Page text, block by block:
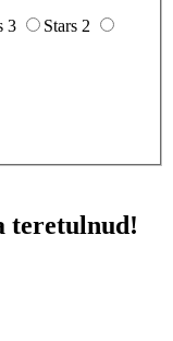
3
Stars 2
teretulnud!